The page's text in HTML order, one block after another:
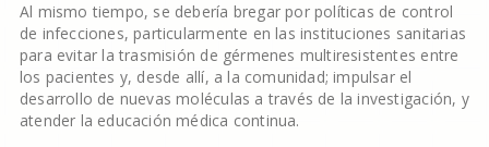
Al mismo tiempo, se debería bregar por políticas de control
de infecciones, particularmente en las instituciones sanitarias
para evitar la trasmisión de gérmenes multiresistentes entre
los pacientes y, desde allí, a la comunidad; impulsar el
desarrollo de nuevas moléculas a través de la investigación, y
atender la educación médica continua.